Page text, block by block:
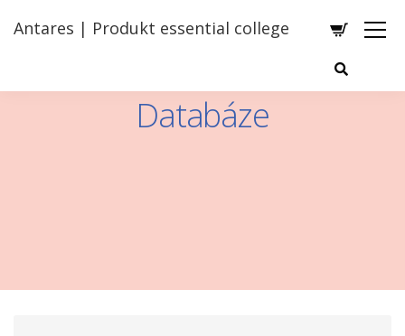
Antares | Produkt essential college
Databáze